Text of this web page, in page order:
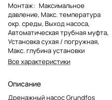
Монтаж: Максимальное
давление, Макс. температура
окр. среды, Выход насоса,
Автоматическая трубная муфта,
Установка сухая / погружная,
Макс. глубина установки
Все характеристики
Описание
Дренажный насос Grundfos